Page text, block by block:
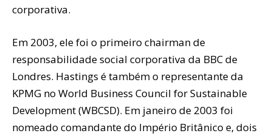
corporativa.
Em 2003, ele foi o primeiro chairman de
responsabilidade social corporativa da BBC de
Londres. Hastings é também o representante da
KPMG no World Business Council for Sustainable
Development (WBCSD). Em janeiro de 2003 foi
nomeado comandante do Império Britânico e, dois